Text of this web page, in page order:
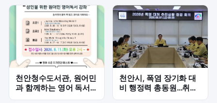
천안청수도서관, 원어민
과 함께하는 영어 독서·
회화 프로그램 '모든 영
천안시, 폭염 장기화 대
비 행정력 총동원…취약
계층 보호 강화